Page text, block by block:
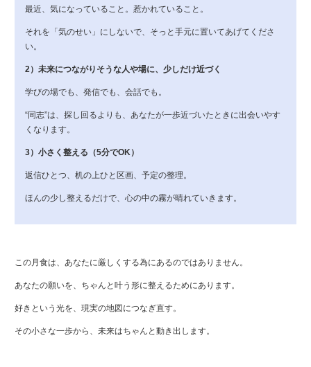
最近、気になっていること。惹かれていること。
それを「気のせい」にしないで、そっと手元に置いてあげてくださ
い。
2）未来につながりそうな人や場に、少しだけ近づく
学びの場でも、発信でも、会話でも。
“同志”は、探し回るよりも、あなたが一歩近づいたときに出会いやす
くなります。
3）小さく整える（5分でOK）
返信ひとつ、机の上ひと区画、予定の整理。
ほんの少し整えるだけで、心の中の霧が晴れていきます。
この月食は、あなたに厳しくする為にあるのではありません。
あなたの願いを、ちゃんと叶う形に整えるためにあります。
好きという光を、現実の地図につなぎ直す。
その小さな一歩から、未来はちゃんと動き出します。